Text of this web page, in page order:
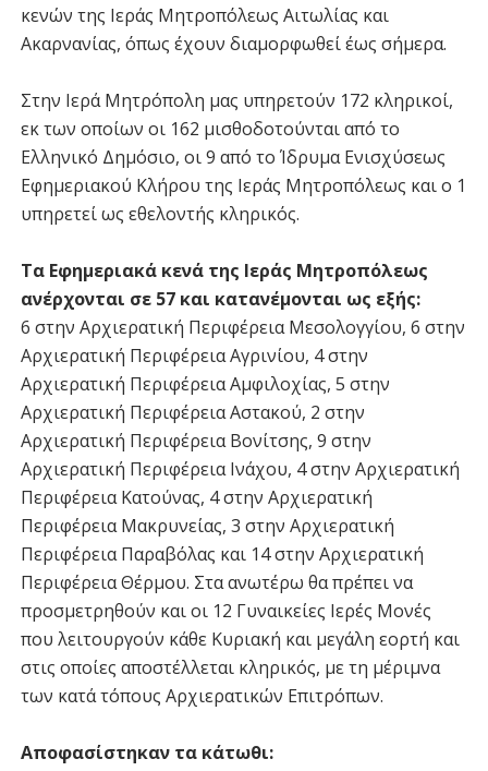
κενών της Ιεράς Μητροπόλεως Αιτωλίας και
Ακαρνανίας, όπως έχουν διαμορφωθεί έως σήμερα.
Στην Ιερά Μητρόπολη μας υπηρετούν 172 κληρικοί,
εκ των οποίων οι 162 μισθοδοτούνται από το
Ελληνικό Δημόσιο, οι 9 από το Ίδρυμα Ενισχύσεως
Εφημεριακού Κλήρου της Ιεράς Μητροπόλεως και ο 1
υπηρετεί ως εθελοντής κληρικός.
Τα Εφημεριακά κενά της Ιεράς Μητροπόλεως
ανέρχονται σε 57 και κατανέμονται ως εξής:
6 στην Αρχιερατική Περιφέρεια Μεσολογγίου, 6 στην
Αρχιερατική Περιφέρεια Αγρινίου, 4 στην
Αρχιερατική Περιφέρεια Αμφιλοχίας, 5 στην
Αρχιερατική Περιφέρεια Αστακού, 2 στην
Αρχιερατική Περιφέρεια Βονίτσης, 9 στην
Αρχιερατική Περιφέρεια Ινάχου, 4 στην Αρχιερατική
Περιφέρεια Κατούνας, 4 στην Αρχιερατική
Περιφέρεια Μακρυνείας, 3 στην Αρχιερατική
Περιφέρεια Παραβόλας και 14 στην Αρχιερατική
Περιφέρεια Θέρμου. Στα ανωτέρω θα πρέπει να
προσμετρηθούν και οι 12 Γυναικείες Ιερές Μονές
που λειτουργούν κάθε Κυριακή και μεγάλη εορτή και
στις οποίες αποστέλλεται κληρικός, με τη μέριμνα
των κατά τόπους Αρχιερατικών Επιτρόπων.
Αποφασίστηκαν τα κάτωθι: